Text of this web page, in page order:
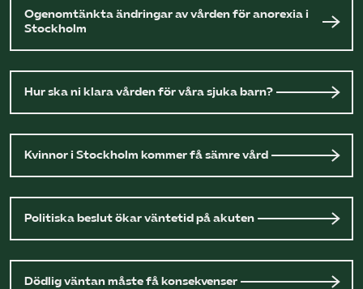
Ogenomtänkta ändringar av vården för anorexia i
Stockholm
Hur ska ni klara vården för våra sjuka barn?
Kvinnor i Stockholm kommer få sämre vård
Politiska beslut ökar väntetid på akuten
Dödlig väntan måste få konsekvenser